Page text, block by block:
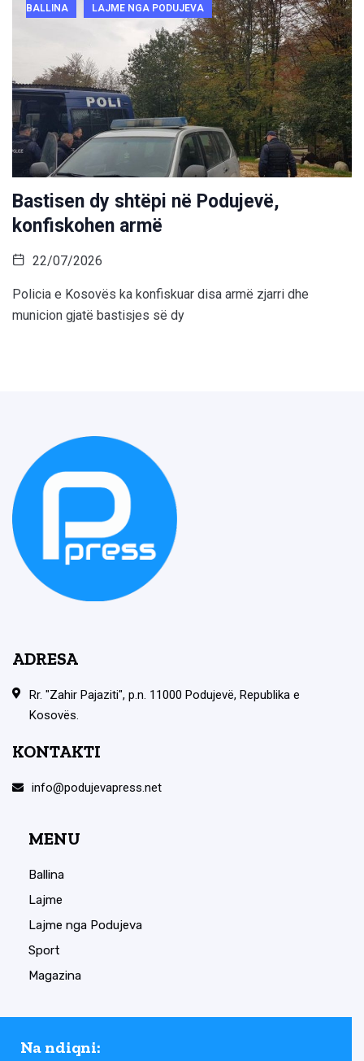
BALLINA LAJME NGA PODUJEVA
Bastisen dy shtëpi në Podujevë,
konfiskohen armë
22/07/2026
Policia e Kosovës ka konfiskuar disa armë zjarri dhe
municion gjatë bastisjes së dy
ADRESA
Rr. "Zahir Pajaziti", p.n. 11000 Podujevë, Republika e
Kosovës.
KONTAKTI
info@podujevapress.net
MENU
Ballina
Lajme
Lajme nga Podujeva
Sport
Magazina
Na ndiqni: